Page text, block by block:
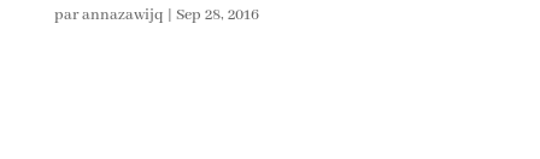
parannazawijq | Sep 28, 2016